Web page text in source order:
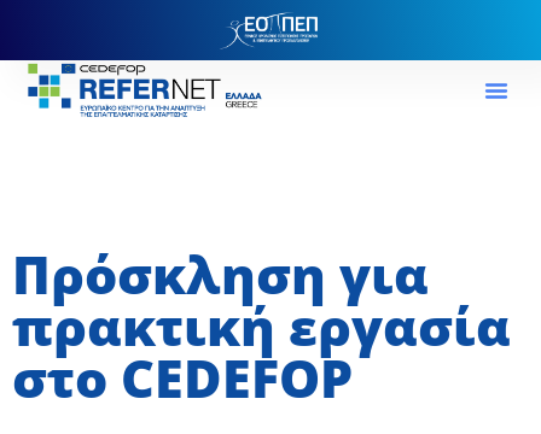
Πρόσκληση για
πρακτική εργασία
στο CEDEFOP